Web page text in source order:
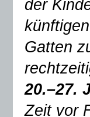
der
künftigen
Gatten
20.–27.
Zeit vor